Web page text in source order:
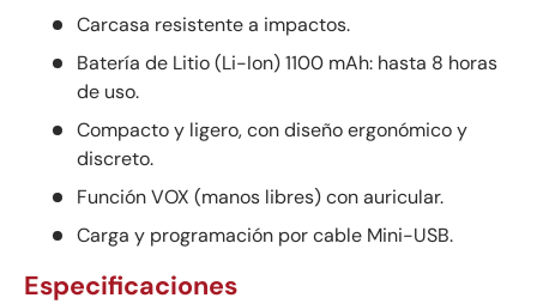
Carcasa resistente a impactos.
Batería de Litio (Li-Ion) 1100 mAh: hasta 8 horas
de uso.
Compacto y ligero, con diseño ergonómico y
discreto.
Función VOX (manos libres) con auricular.
Carga y programación por cable Mini-USB.
Especificaciones